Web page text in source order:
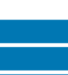
"Wandflechte"